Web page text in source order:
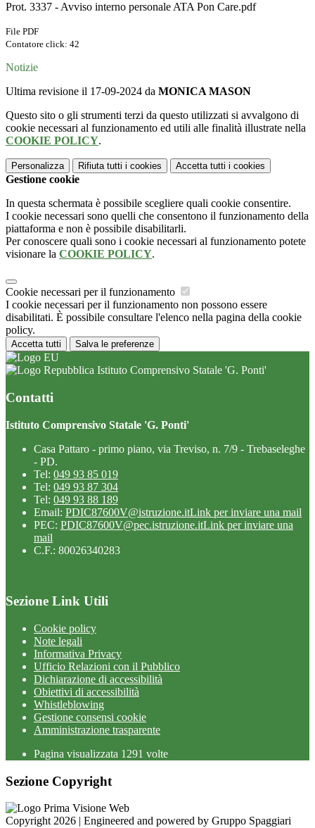
Prot. 3337 - Avviso interno personale ATA Pon Care.pdf
File PDF
Contatore click: 42
Notizie
Ultima revisione il 17-09-2024 da MONICA MASON
Questo sito o gli strumenti terzi da questo utilizzati si avvalgono di
cookie necessari al funzionamento ed utili alle finalità illustrate nella
COOKIE POLICY.
Personalizza Rifiuta tutti i cookies Accetta tutti i cookies
Gestione cookie
In questa schermata è possibile scegliere quali cookie consentire.
I cookie necessari sono quelli che consentono il funzionamento della
piattaforma e non è possibile disabilitarli.
Per conoscere quali sono i cookie necessari al funzionamento potete
visionare la COOKIE POLICY.
Cookie necessari per il funzionamento
I cookie necessari per il funzionamento non possono essere
disabilitati. È possibile consultare l'elenco nella pagina della cookie
policy.
Accetta tutti Salva le preferenze
Istituto Comprensivo Statale 'G. Ponti'
Contatti
Istituto Comprensivo Statale 'G. Ponti'
Casa Pattaro - primo piano, via Treviso, n. 7/9 - Trebaseleghe
- PD.
Tel: 049 93 85 019
Tel: 049 93 87 304
Tel: 049 93 88 189
Email: PDIC87600V@istruzione.itLink per inviare una mail
PEC: PDIC87600V@pec.istruzione.itLink per inviare una
mail
C.F.: 80026340283
Sezione Link Utili
Cookie policy
Note legali
Informativa Privacy
Ufficio Relazioni con il Pubblico
Dichiarazione di accessibilità
Obiettivi di accessibilità
Whistleblowing
Gestione consensi cookie
Amministrazione trasparente
Pagina visualizzata 1291 volte
Sezione Copyright
Copyright 2026 | Engineered and powered by Gruppo Spaggiari